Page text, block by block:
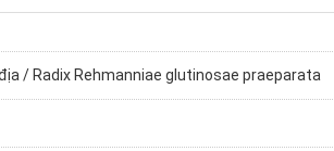
/ Radix Rehmanniae glutinosae praeparata